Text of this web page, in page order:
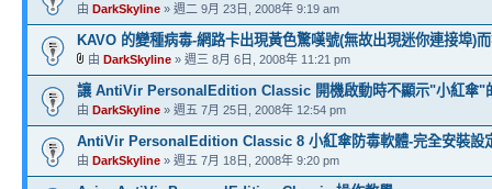
由 DarkSkyline » 週二 9月 23日, 2008年 9:19 am
KAVO 的變種病毒-網路卡出現黃色驚嘆號(無故出現迷你連接埠)
由 DarkSkyline » 週三 8月 6日, 2008年 11:21 pm
讓 AntiVir PersonalEdition Classic 開機啟動時不顯示"小紅傘"
由 DarkSkyline » 週五 7月 25日, 2008年 12:54 pm
AntiVir PersonalEdition Classic 8 小紅傘防毒軟體-完全安裝設
由 DarkSkyline » 週五 7月 18日, 2008年 9:20 pm